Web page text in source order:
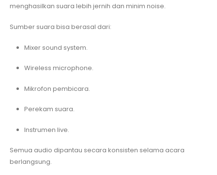
menghasilkan suara lebih jernih dan minim noise.
Sumber suara bisa berasal dari:
Mixer sound system.
Wireless microphone.
Mikrofon pembicara.
Perekam suara.
Instrumen live.
Semua audio dipantau secara konsisten selama acara
berlangsung.